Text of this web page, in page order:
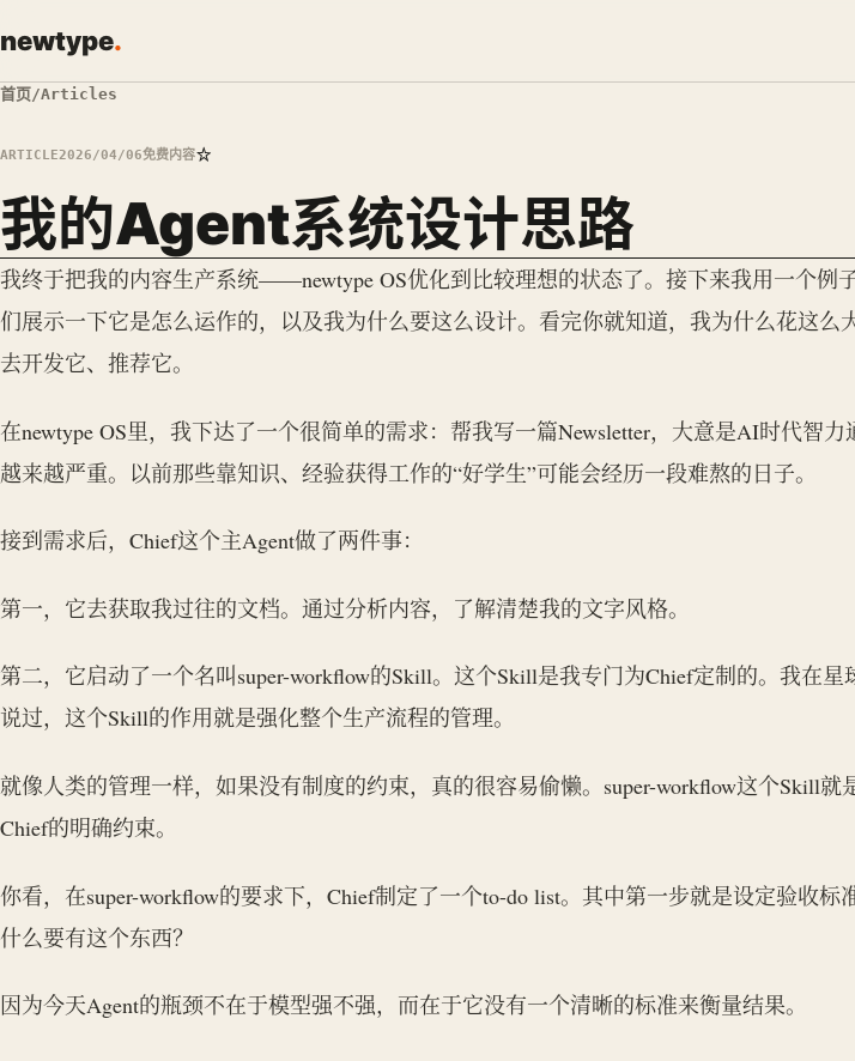
newtype.
首页/Articles
ARTICLE2026/04/06免费内容☆
我的Agent系统设计思路
我终于把我的内容生产系统——newtype OS优化到比较理想的状态了。接下来我用一个例
们展示一下它是怎么运作的，以及我为什么要这么设计。看完你就知道，我为什么花这么
去开发它、推荐它。
在newtype OS里，我下达了一个很简单的需求：帮我写一篇Newsletter，大意是AI时代智力
越来越严重。以前那些靠知识、经验获得工作的“好学生”可能会经历一段难熬的日子。
接到需求后，Chief这个主Agent做了两件事：
第一，它去获取我过往的文档。通过分析内容，了解清楚我的文字风格。
第二，它启动了一个名叫super-workflow的Skill。这个Skill是我专门为Chief定制的。我在星
说过，这个Skill的作用就是强化整个生产流程的管理。
就像人类的管理一样，如果没有制度的约束，真的很容易偷懒。super-workflow这个Skill就
Chief的明确约束。
你看，在super-workflow的要求下，Chief制定了一个to-do list。其中第一步就是设定验收标
什么要有这个东西？
因为今天Agent的瓶颈不在于模型强不强，而在于它没有一个清晰的标准来衡量结果。